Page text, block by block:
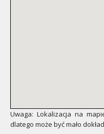
Uwaga: Lokalizacja na
dlatego może być mało